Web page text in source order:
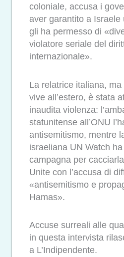
coloniale, accusa i
aver garantito a Israele
gli ha permesso di
violatore seriale del
internazionale».
La relatrice italiana,
vive all’estero, è stata
inaudita violenza:
statunitense all’ONU
antisemitismo, mentre
israeliana UN Watch
campagna per
Unite con l’accusa di
«antisemitismo e
Hamas».
Accuse surreali alle
in questa intervista
a L’Indipendente.